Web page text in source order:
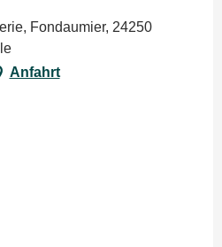
Fondaumier, 24250
Anfahrt